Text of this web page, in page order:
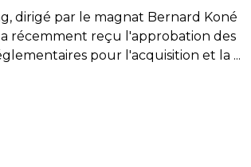
dirigé par le magnat Bernard Koné
a récemment reçu l'approbation des
pour l'acquisition et la ...